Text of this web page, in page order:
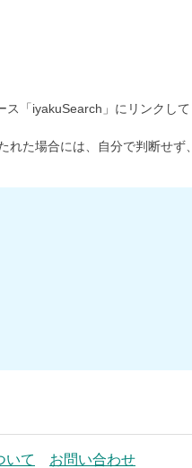
ス「iyakuSearch」にリンクして
た場合には、自分で判断せず、
いて お問い合わせ